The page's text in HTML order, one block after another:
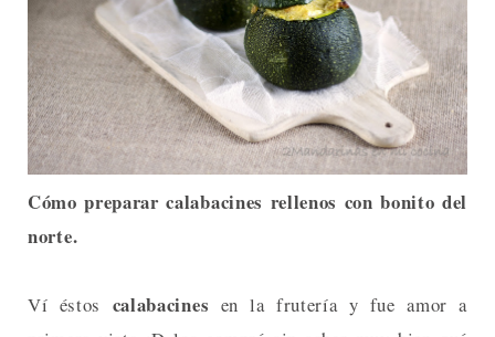
Cómo preparar calabacines rellenos con bonito del
norte.
Ví éstos calabacines en la frutería y fue amor a